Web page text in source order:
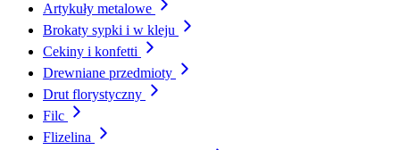
Artykuły metalowe
Brokaty sypki i w kleju
Cekiny i konfetti
Drewniane przedmioty
Drut florystyczny
Filc
Flizelina